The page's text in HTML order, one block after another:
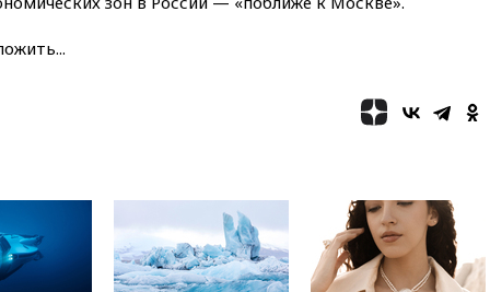
крупнейшим поставщиком
усилий против наркотрафика
В Минстрое сравнили
качество жилья в Нью-Йорке и
России
02:30
Трамп попросил